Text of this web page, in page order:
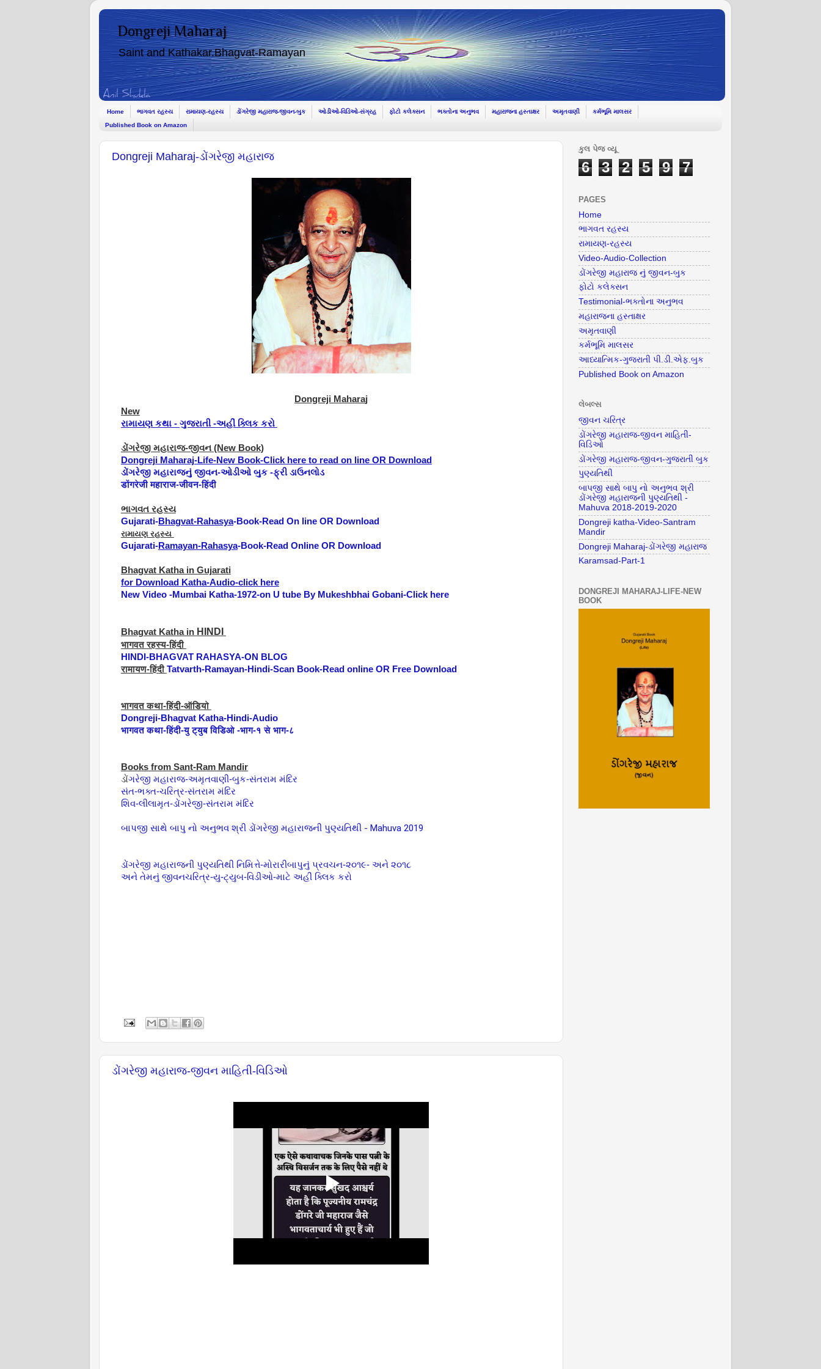
Dongreji Maharaj
Saint and Kathakar.Bhagvat-Ramayan
Home ભાગવત રહસ્ય રામાયણ-રહસ્ય ડોંગરેજી મહારાજ-જીવન-બુક ઓડીઓ-વિડિઓ-સંગ્રહ ફોટો કલેક્સન ભક્તોના અનુભવ મહારાજના હસ્તાક્ષર અમૃતવાણી
કર્મભૂમિ માલસર
Published Book on Amazon
Dongreji Maharaj-ડોંગરેજી મહારાજ
Dongreji Maharaj
New
રામાયણ કથા - ગુજરાતી -અહીં ક્લિક કરો
ડોંગરેજી મહારાજ-જીવન (New Book)
Dongreji Maharaj-Life-New Book-Click here to read on line OR Download
ડોંગરેજી મહારાજનું જીવન-ઓડીઓ બુક -ફ્રી ડાઉનલોડ
डोंगरेजी महाराज-जीवन-हिंदी
ભાગવત રહસ્ય
Gujarati-Bhagvat-Rahasya-Book-Read On line OR Download
રામાયણ રહસ્ય
Gujarati-Ramayan-Rahasya-Book-Read Online OR Download
Bhagvat Katha in Gujarati
for Download Katha-Audio-click here
New Video -Mumbai Katha-1972-on U tube By Mukeshbhai Gobani-Click here
Bhagvat Katha in HINDI
भागवत रहस्य-हिंदी
HINDI-BHAGVAT RAHASYA-ON BLOG
रामायण-हिंदीTatvarth-Ramayan-Hindi-Scan Book-Read online OR Free Download
भागवत कथा-हिंदी-ऑडियो
Dongreji-Bhagvat Katha-Hindi-Audio
भागवत कथा-हिंदी-यु ट्युब विडिओ -भाग-१ से भाग-८
Books from Sant-Ram Mandir
ડોંગરેજી મહારાજ-અમૃતવાણી-બુક-સંતરામ મંદિર
સંત-ભક્ત-ચરિત્ર-સંતરામ મંદિર
શિવ-લીલામૃત-ડોંગરેજી-સંતરામ મંદિર
બાપજી સાથે બાપુ નો અનુભવ શ્રી ડોંગરેજી મહારાજની પુણ્યતિથી - Mahuva 2019
ડોંગરેજી મહારાજની પુણ્યતિથી નિમિત્તે-મોરારીબાપુનું પ્રવચન-૨૦૧૯- અને ૨૦૧૮
અને તેમનું જીવનચરિત્ર-યુ-ટ્યુબ-વિડીઓ-માટે અહીં ક્લિક કરો
ડોંગરેજી મહારાજ-જીવન માહિતી-વિડિઓ
કુલ પેજ વ્યૂ
6 3 2 5 9 7
PAGES
Home
ભાગવત રહસ્ય
રામાયણ-રહસ્ય
Video-Audio-Collection
ડોંગરેજી મહારાજ નું જીવન-બુક
ફોટો કલેક્સન
Testimonial-ભક્તોના અનુભવ
મહારાજના હસ્તાક્ષર
અમૃતવાણી
કર્મભૂમિ માલસર
આધ્યાત્મિક-ગુજરાતી પી.ડી.એફ.બુક
Published Book on Amazon
લેબલ્સ
જીવન ચરિત્ર
ડોંગરેજી મહારાજ-જીવન માહિતી-
વિડિઓ
ડોંગરેજી મહારાજ-જીવન-ગુજરાતી બુક
પુણ્યતિથી
બાપજી સાથે બાપુ નો અનુભવ શ્રી
ડોંગરેજી મહારાજની પુણ્યતિથી -
Mahuva 2018-2019-2020
Dongreji katha-Video-Santram
Mandir
Dongreji Maharaj-ડોંગરેજી મહારાજ
Karamsad-Part-1
DONGREJI MAHARAJ-LIFE-NEW
BOOK